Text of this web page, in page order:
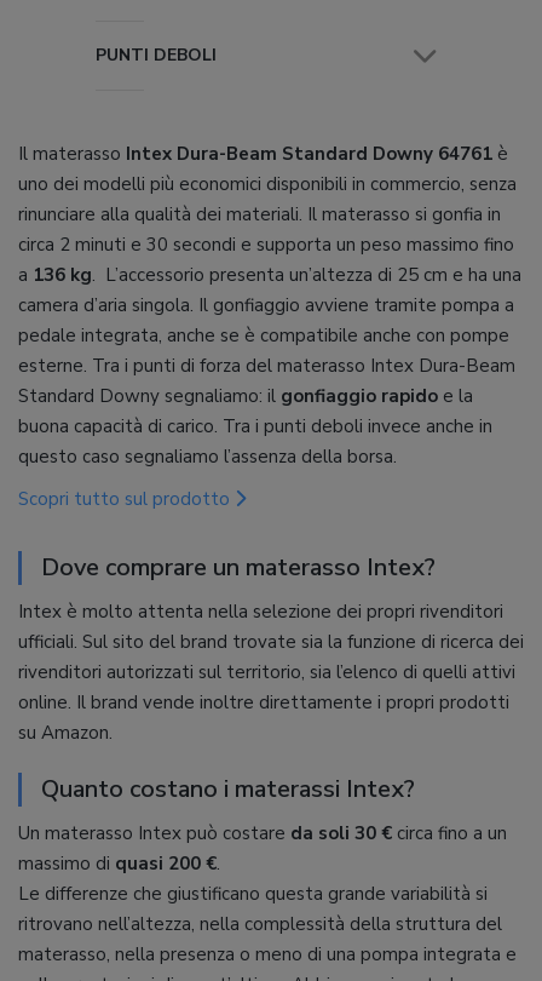
PUNTI DEBOLI
Il materasso Intex Dura-Beam Standard Downy 64761 è
uno dei modelli più economici disponibili in commercio, senza
rinunciare alla qualità dei materiali. Il materasso si gonfia in
circa 2 minuti e 30 secondi e supporta un peso massimo fino
a 136 kg. L’accessorio presenta un’altezza di 25 cm e ha una
camera d’aria singola. Il gonfiaggio avviene tramite pompa a
pedale integrata, anche se è compatibile anche con pompe
esterne. Tra i punti di forza del materasso Intex Dura-Beam
Standard Downy segnaliamo: il gonfiaggio rapido e la
buona capacità di carico. Tra i punti deboli invece anche in
questo caso segnaliamo l’assenza della borsa.
Scopri tutto sul prodotto
Dove comprare un materasso Intex?
Intex è molto attenta nella selezione dei propri rivenditori
ufficiali. Sul sito del brand trovate sia la funzione di ricerca dei
rivenditori autorizzati sul territorio, sia l’elenco di quelli attivi
online. Il brand vende inoltre direttamente i propri prodotti
su Amazon.
Quanto costano i materassi Intex?
Un materasso Intex può costare da soli 30 € circa fino a un
massimo di quasi 200 €.
Le differenze che giustificano questa grande variabilità si
ritrovano nell’altezza, nella complessità della struttura del
materasso, nella presenza o meno di una pompa integrata e